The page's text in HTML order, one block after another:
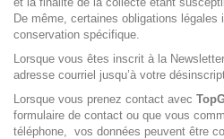
De même, certaines obligations légales
conservation spécifique.
Lorsque vous êtes inscrit à la
adresse courriel jusqu’à votre
Lorsque vous prenez contact avec
formulaire de contact ou que vous
téléphone, vos données peuvent être